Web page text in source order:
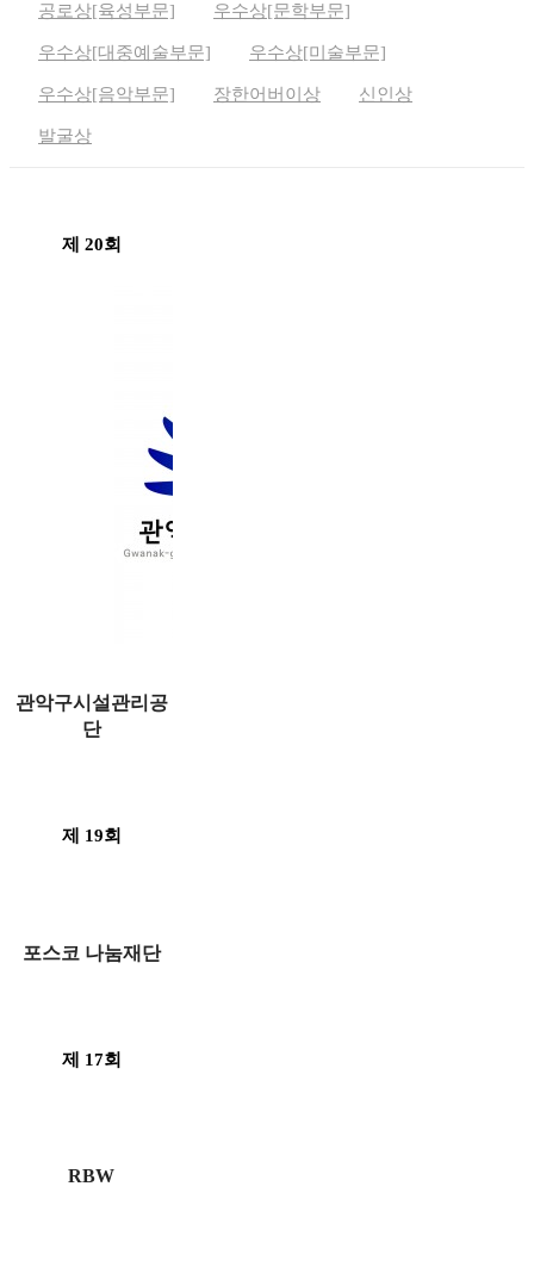
공로상[육성부문] 우수상[문학부문]
우수상[대중예술부문] 우수상[미술부문]
우수상[음악부문] 장한어버이상 신인상
발굴상
제 20회
관악구시설관리공
단
제 19회
포스코 나눔재단
제 17회
RBW